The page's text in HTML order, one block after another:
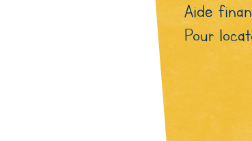
Aide
Pour